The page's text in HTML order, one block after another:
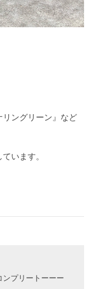
ングリーン』など
います。
プリートーーー